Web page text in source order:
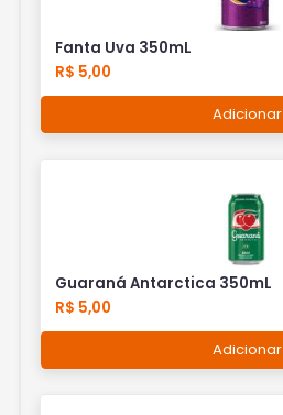
Fanta Uva 350mL
R$ 5,00
Adicionar
Guaraná Antarctica 350mL
R$ 5,00
Adicionar